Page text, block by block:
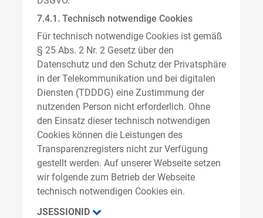
7.4.1. Technisch notwendige Cookies
Für technisch notwendige Cookies ist gemäß
§ 25 Abs. 2 Nr. 2 Gesetz über den
Datenschutz und den Schutz der Privatsphäre
in der Telekommunikation und bei digitalen
Diensten (TDDDG) eine Zustimmung der
nutzenden Person nicht erforderlich. Ohne
den Einsatz dieser technisch notwendigen
Cookies können die Leistungen des
Transparenzregisters nicht zur Verfügung
gestellt werden. Auf unserer Webseite setzen
wir folgende zum Betrieb der Webseite
technisch notwendigen Cookies ein.
JSESSIONID